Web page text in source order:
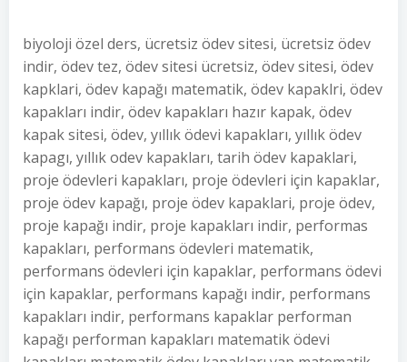
biyoloji özel ders, ücretsiz ödev sitesi, ücretsiz ödev
indir, ödev tez, ödev sitesi ücretsiz, ödev sitesi, ödev
kapklari, ödev kapağı matematik, ödev kapaklri, ödev
kapakları indir, ödev kapakları hazır kapak, ödev
kapak sitesi, ödev, yıllık ödevi kapakları, yıllık ödev
kapagı, yıllık odev kapakları, tarih ödev kapaklari,
proje ödevleri kapakları, proje ödevleri için kapaklar,
proje ödev kapağı, proje ödev kapaklari, proje ödev,
proje kapağı indir, proje kapakları indir, performas
kapakları, performans ödevleri matematik,
performans ödevleri için kapaklar, performans ödevi
için kapaklar, performans kapağı indir, performans
kapakları indir, performans kapaklar performan
kapağı performan kapakları matematik ödevi